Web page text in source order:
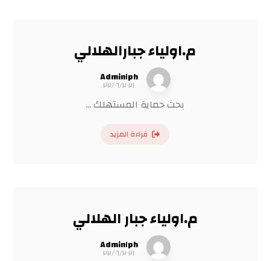
م.اولياء جبارالهلالي
Admin١ph
٢٢/٠٦/٢٠٢١
بحث حماية المستهلك ...
قراءة المزيد
م.اولياء جبار الهلالي
Admin١ph
٢٢/٠٦/٢٠٢١